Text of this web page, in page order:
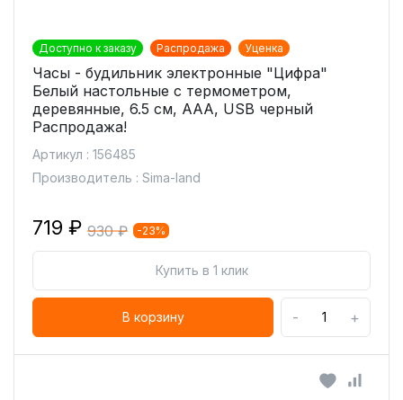
Доступно к заказу Распродажа Уценка
Часы - будильник электронные "Цифра"
Белый настольные с термометром,
деревянные, 6.5 см, ААА, USB черный
Распродажа!
Артикул : 156485
Производитель : Sima-land
719 ₽ 930 ₽ -23%
Купить в 1 клик
В корзину - +